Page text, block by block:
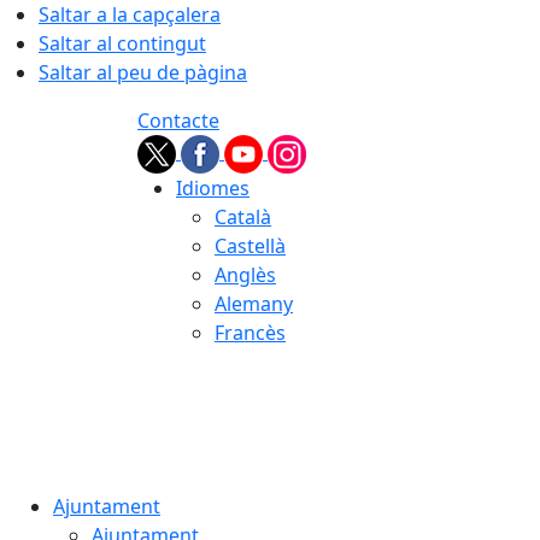
Saltar a la capçalera
Saltar al contingut
Saltar al peu de pàgina
Contacte
Idiomes
Català
Castellà
Anglès
Alemany
Francès
Ajuntament